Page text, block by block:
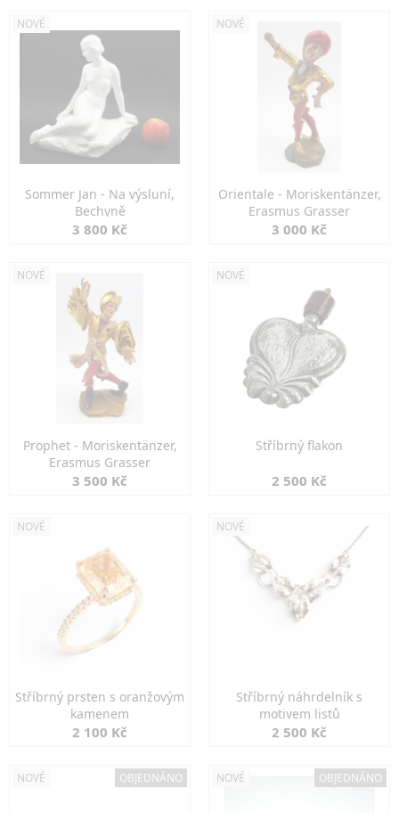
NOVÉ
Sommer Jan - Na výsluní,
Bechyně
3 800 Kč
NOVÉ
Orientale - Moriskentänzer,
Erasmus Grasser
3 000 Kč
NOVÉ
Prophet - Moriskentänzer,
Erasmus Grasser
3 500 Kč
NOVÉ
Stříbrný flakon
2 500 Kč
NOVÉ
Stříbrný prsten s oranžovým
kamenem
2 100 Kč
NOVÉ
Stříbrný náhrdelník s
motivem listů
2 500 Kč
NOVÉ OBJEDNÁNO NOVÉ OBJEDNÁNO